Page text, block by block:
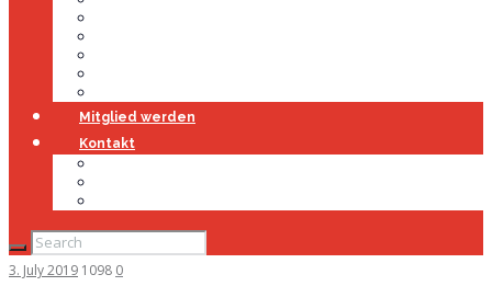
Mitglied werden
Kontakt
3. July 2019 1098 0